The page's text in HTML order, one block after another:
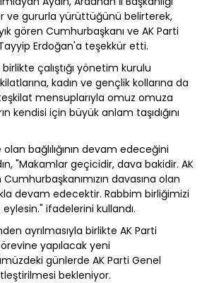
ve gururla yürüttüğünü belirterek,
gören Cumhurbaşkanı ve AK Parti
Erdoğan'a teşekkür etti.
çalıştığı yönetim kurulu
kadın ve gençlik kollarına da
mensuplarıyla omuz omuza
kendisi için büyük anlam taşıdığını
bağlılığının devam edeceğini
"Makamlar geçicidir, dava bakidir. AK
davasına olan
devam edecektir. Rabbim birliğimizi
ifadelerini kullandı.
ayrılmasıyla birlikte AK Parti
yapılacak yeni
günlerde AK Parti Genel
bekleniyor.